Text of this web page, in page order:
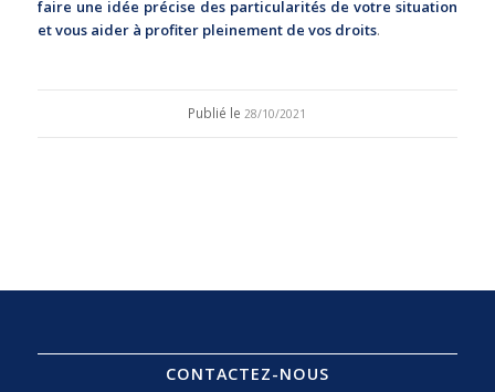
faire une idée précise des particularités de votre situation
et vous aider à profiter pleinement de vos droits.
Publié le 28/10/2021
CONTACTEZ-NOUS